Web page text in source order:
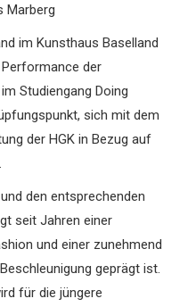
Marberg
im Kunsthaus Baselland
der
Studiengang Doing
sich mit dem
der HGK in Bezug auf
den entsprechenden
seit Jahren einer
und einer zunehmend
geprägt ist.
für die jüngere